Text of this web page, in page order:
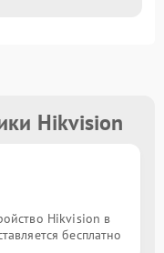
Hikvision
Hikvision в
бесплатно